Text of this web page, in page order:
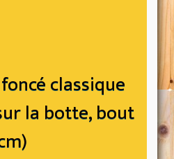
classique
la botte, bout